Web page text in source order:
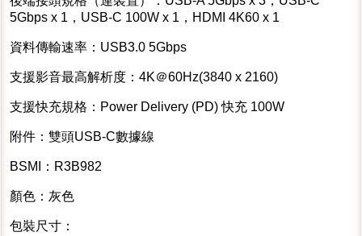
5Gbps x 1，USB-C 100W x 1，HDMI 4K60 x 1
資料傳輸速率：USB3.0 5Gbps
支援影音最高解析度：4K＠60Hz(3840 x 2160)
支援快充規格：Power Delivery (PD) 快充 100W
附件：雙頭USB-C數據線
BSMI：R3B982
顏色：灰色
包裝尺寸：